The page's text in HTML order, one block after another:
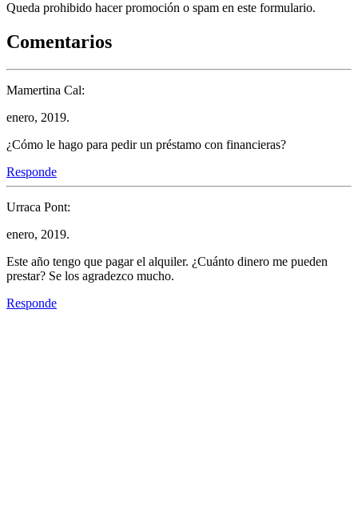
Queda prohibido hacer promoción o spam en este formulario.
Comentarios
Mamertina Cal:
enero, 2019.
¿Cómo le hago para pedir un préstamo con financieras?
Responde
Urraca Pont:
enero, 2019.
Este año tengo que pagar el alquiler. ¿Cuánto dinero me pueden
prestar? Se los agradezco mucho.
Responde